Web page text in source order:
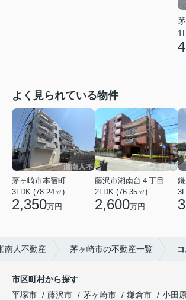
よく見られている物件
茅ヶ崎市本宿町
3LDK (78.24㎡)
2,350万円
藤沢市湘南台４丁目
2LDK (76.35㎡)
2,600万円
南人不動産 茅ヶ崎市の不動産一覧
市区町村から探す
平塚市
藤沢市 茅ヶ崎市 鎌倉市
小田